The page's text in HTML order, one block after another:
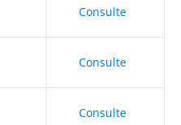
Consulte
Consulte
Consulte